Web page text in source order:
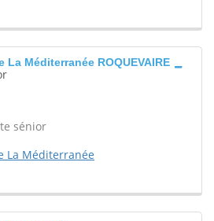
La Méditerranée ROQUEVAIRE
sénior
La Méditerranée